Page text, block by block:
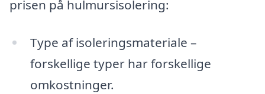
prisen på hulmursisolering:
Type af isoleringsmateriale –
forskellige typer har forskellige
omkostninger.